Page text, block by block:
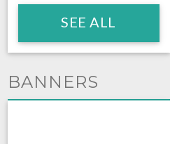
SEE ALL
BANNERS